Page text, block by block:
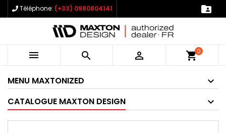
Téléphone: (+33) 0980804141 
   shopping_cart0
MENU MAXTONIZED
CATALOGUE MAXTON DESIGN